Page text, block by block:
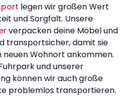
legen wir großen Wert
und Sorgfalt. Unsere
verpacken deine Möbel und
transportsicher, damit sie
Wohnort ankommen.
und unserer
können wir auch große
problemlos transportieren.